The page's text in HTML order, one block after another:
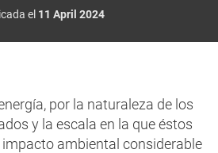
el 11 April 2024
por la naturaleza de los
y la escala en la que éstos
ambiental considerable